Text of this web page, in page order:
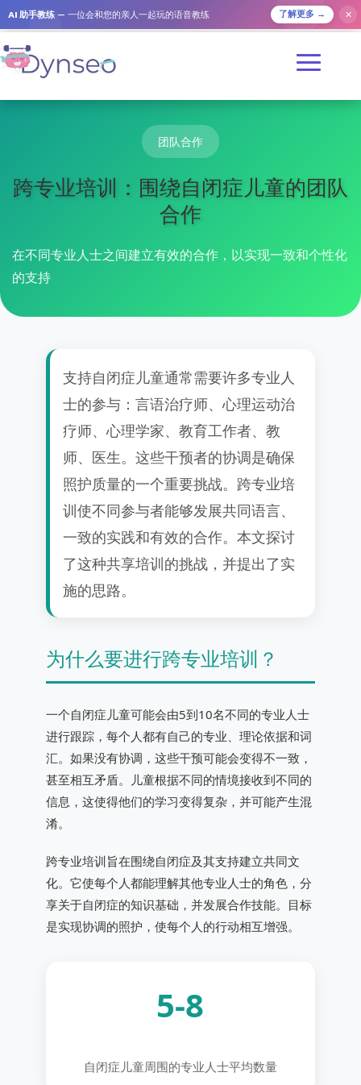
AI 助手教练 — 一位会和您的亲人一起玩的语音教练 了解更多 → ✕
团队合作
跨专业培训：围绕自闭症儿童的团队
合作
在不同专业人士之间建立有效的合作，以实现一致和个性化
的支持
支持自闭症儿童通常需要许多专业人
士的参与：言语治疗师、心理运动治
疗师、心理学家、教育工作者、教
师、医生。这些干预者的协调是确保
照护质量的一个重要挑战。跨专业培
训使不同参与者能够发展共同语言、
一致的实践和有效的合作。本文探讨
了这种共享培训的挑战，并提出了实
施的思路。
为什么要进行跨专业培训？
一个自闭症儿童可能会由5到10名不同的专业人士
进行跟踪，每个人都有自己的专业、理论依据和词
汇。如果没有协调，这些干预可能会变得不一致，
甚至相互矛盾。儿童根据不同的情境接收到不同的
信息，这使得他们的学习变得复杂，并可能产生混
淆。
跨专业培训旨在围绕自闭症及其支持建立共同文
化。它使每个人都能理解其他专业人士的角色，分
享关于自闭症的知识基础，并发展合作技能。目标
是实现协调的照护，使每个人的行动相互增强。
5-8
自闭症儿童周围的专业人士平均数量